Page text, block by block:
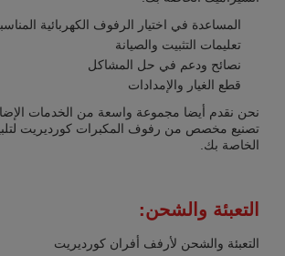
المساعدة في اختيار الرفوف الكهربائية
تعليمات التثبيت والصيانة
نصائح ودعم في حل المشاكل
قطع الغيار والإمدادات
نحن نقدم أيضا مجموعة واسعة من الخدمات
تصنيع مخصص من رفوف المكبرات كورديريت
الخاصة بك.
التعبئة والشحن:
التعبئة والشحن لأرفف أفران كورديريت